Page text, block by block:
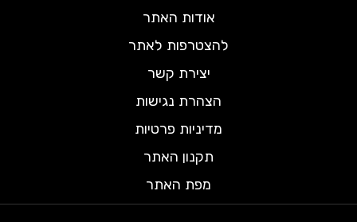
אודות האתר
להצטרפות לאתר
יצירת קשר
הצהרת נגישות
מדיניות פרטיות
תקנון האתר
מפת האתר